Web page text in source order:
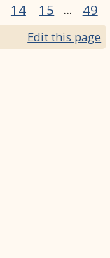
14 15 ... 49
Edit this page